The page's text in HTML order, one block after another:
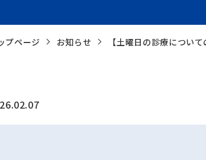
プページ お知らせ 【土曜日の診療について